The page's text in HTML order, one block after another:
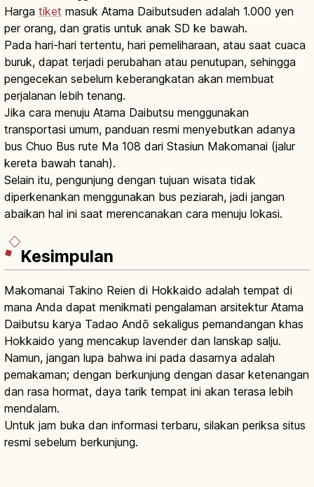
Harga tiket masuk Atama Daibutsuden adalah 1.000 yen
per orang, dan gratis untuk anak SD ke bawah.
Pada hari-hari tertentu, hari pemeliharaan, atau saat cuaca
buruk, dapat terjadi perubahan atau penutupan, sehingga
pengecekan sebelum keberangkatan akan membuat
perjalanan lebih tenang.
Jika cara menuju Atama Daibutsu menggunakan
transportasi umum, panduan resmi menyebutkan adanya
bus Chuo Bus rute Ma 108 dari Stasiun Makomanai (jalur
kereta bawah tanah).
Selain itu, pengunjung dengan tujuan wisata tidak
diperkenankan menggunakan bus peziarah, jadi jangan
abaikan hal ini saat merencanakan cara menuju lokasi.
Kesimpulan
Makomanai Takino Reien di Hokkaido adalah tempat di
mana Anda dapat menikmati pengalaman arsitektur Atama
Daibutsu karya Tadao Andō sekaligus pemandangan khas
Hokkaido yang mencakup lavender dan lanskap salju.
Namun, jangan lupa bahwa ini pada dasarnya adalah
pemakaman; dengan berkunjung dengan dasar ketenangan
dan rasa hormat, daya tarik tempat ini akan terasa lebih
mendalam.
Untuk jam buka dan informasi terbaru, silakan periksa situs
resmi sebelum berkunjung.